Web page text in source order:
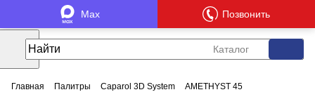
Каталог
Главная Палитры Caparol 3D System AMETHYST 45
Max Позвонить